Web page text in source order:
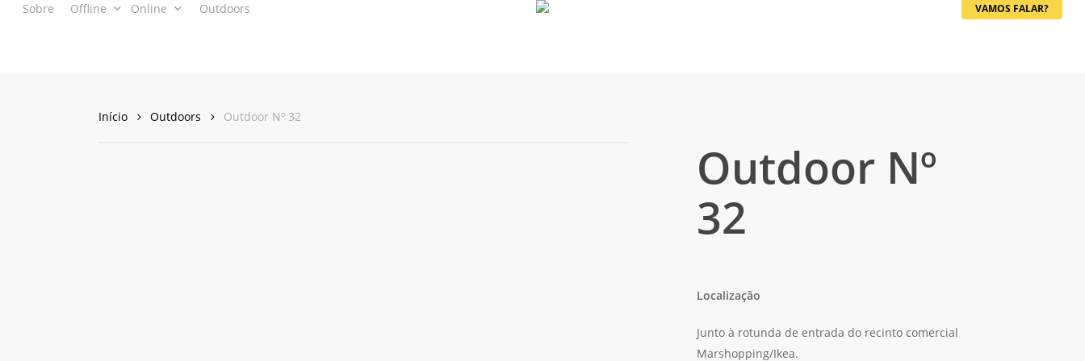
Sobre Offline Online Outdoors VAMOS FALAR?
Início Outdoors Outdoor Nº 32
Outdoor Nº
32
Localização
Junto à rotunda de entrada do recinto comercial
Marshopping/Ikea.